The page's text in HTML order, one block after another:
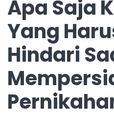
Apa Saja
Yang
Hindari